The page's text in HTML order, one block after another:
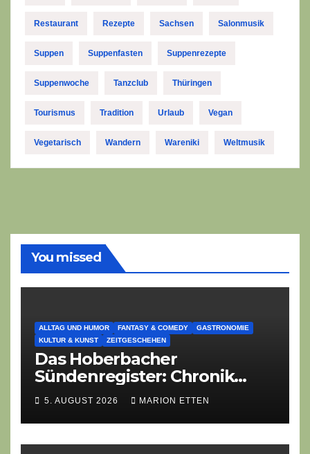
Restaurant Rezepte Sachsen Salonmusik
Suppen Suppenfasten Suppenrezepte
Suppenwoche Tanzclub Thüringen
Tourismus Tradition Urlaub Vegan
Vegetarisch Wandern Wareniki Weltmusik
You missed
ALLTAG UND HUMOR FANTASY & COMEDY
GASTRONOMIE
KULTUR & KUNST
ZEITGESCHEHEN
Das Hoberbacher
Sündenregister: Chronik
eines angekündigten
Dorffest-Debakels
5. AUGUST 2026 MARION ETTEN